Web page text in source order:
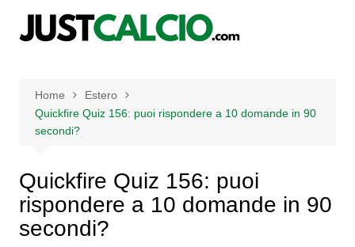
Home
Estero
Quickfire Quiz 156: puoi rispondere a 10 domande in 90
secondi?
Quickfire Quiz 156: puoi
rispondere a 10 domande in 90
secondi?